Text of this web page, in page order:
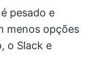
pesado e
menos opções
o Slack e